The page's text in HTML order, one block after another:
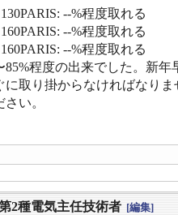
--%程度取れる
--%程度取れる
--%程度取れる
85%程度の出来でした。新
に取り掛からなければなり
い。
2種電気主任技術者 [編集]